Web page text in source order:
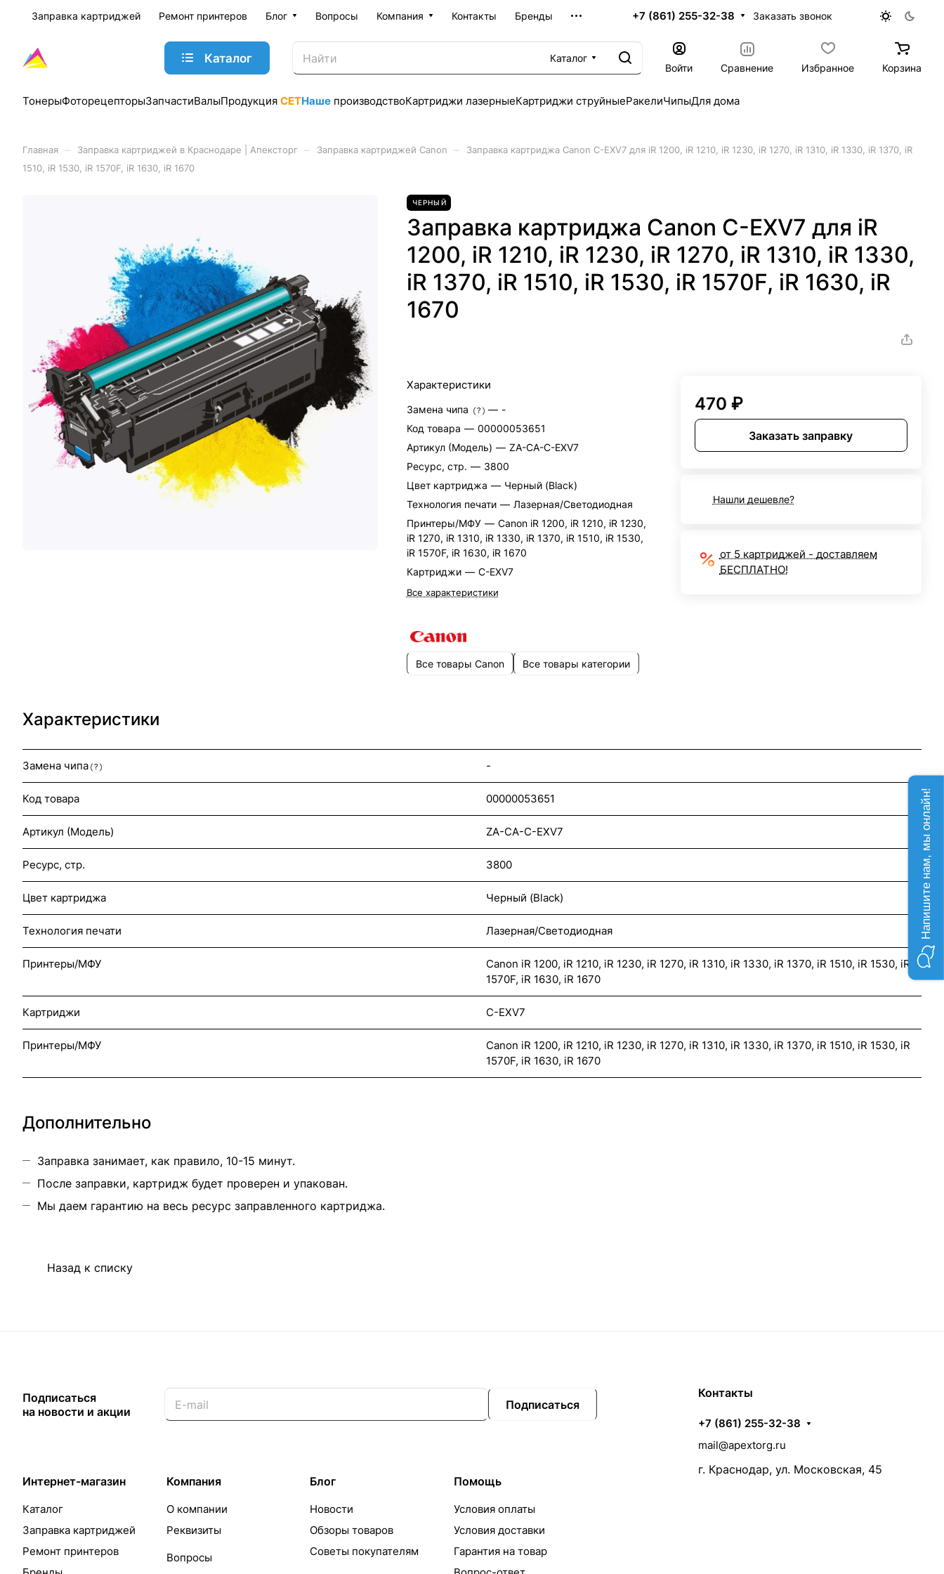
Заправка картриджей Ремонт принтеров Блог Вопросы Компания Контакты Бренды +7 (861) 255-32-38 Заказать звонок
Каталог
Каталог
Войти
Сравнение Избранное Корзина
ТонерыФоторецепторыЗапчастиВалыПродукция CETНаше производствоКартриджи лазерныеКартриджи струйныеРакелиЧипыДля дома
Главная Заправка картриджей в Краснодаре | Апексторг Заправка картриджей Canon
Заправка картриджа Canon C-EXV7 для iR 1200, iR 1210, iR 1230, iR 1270, iR 1310, iR 1330, iR 1370, iR
1510, iR 1530, iR 1570F, iR 1630, iR 1670
ЧЕРНЫЙ
Заправка картриджа Canon C-EXV7 для iR
1200, iR 1210, iR 1230, iR 1270, iR 1310, iR 1330,
iR 1370, iR 1510, iR 1530, iR 1570F, iR 1630, iR
1670
Характеристики
Замена чипа ? — -
Код товара — 00000053651
Артикул (Модель) — ZA-CA-C-EXV7
Ресурс, стр. — 3800
Цвет картриджа — Черный (Black)
Технология печати — Лазерная/Светодиодная
Принтеры/МФУ — Canon iR 1200, iR 1210, iR 1230,
iR 1270, iR 1310, iR 1330, iR 1370, iR 1510, iR 1530,
iR 1570F, iR 1630, iR 1670
Картриджи — C-EXV7
Все характеристики
Все товары Canon Все товары категории
470 ₽
Заказать заправку
Нашли дешевле?
от 5 картриджей - доставляем
БЕСПЛАТНО!
Характеристики
Замена чипа ? -
Код товара 00000053651
Артикул (Модель) ZA-CA-C-EXV7
Ресурс, стр. 3800
Цвет картриджа Черный (Black)
Технология печати Лазерная/Светодиодная
Принтеры/МФУ
Canon iR 1200, iR 1210, iR 1230, iR 1270, iR 1310, iR 1330, iR 1370, iR 1510, iR 1530, iR
1570F, iR 1630, iR 1670
Картриджи C-EXV7
Принтеры/МФУ
Canon iR 1200, iR 1210, iR 1230, iR 1270, iR 1310, iR 1330, iR 1370, iR 1510, iR 1530, iR
1570F, iR 1630, iR 1670
Дополнительно
Заправка занимает, как правило, 10-15 минут.
После заправки, картридж будет проверен и упакован.
Мы даем гарантию на весь ресурс заправленного картриджа.
Назад к списку
Подписаться
на новости и акции
Подписаться
Интернет-магазин
Каталог
Заправка картриджей
Ремонт принтеров
Компания
О компании
Реквизиты
Вопросы
Блог
Новости
Обзоры товаров
Советы покупателям
Помощь
Условия оплаты
Условия доставки
Гарантия на товар
Контакты
+7 (861) 255-32-38
mail@apextorg.ru
г. Краснодар, ул. Московская, 45
Напишите нам, мы онлайн!